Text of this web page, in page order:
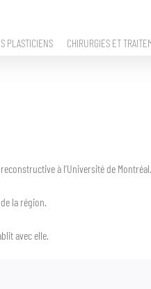
PLASTICIENS CHIRURGIES ET
à l’Université de Montréal.
la région.
avec elle.